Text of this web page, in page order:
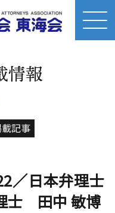
情報
／日本弁理士
田中 敏博
記事